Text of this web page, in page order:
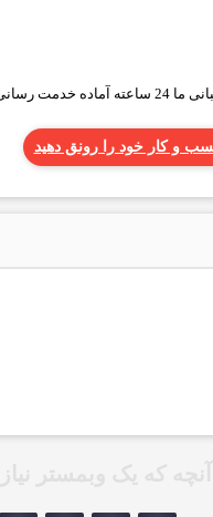
میباشند
و کار خود را رونق دهید